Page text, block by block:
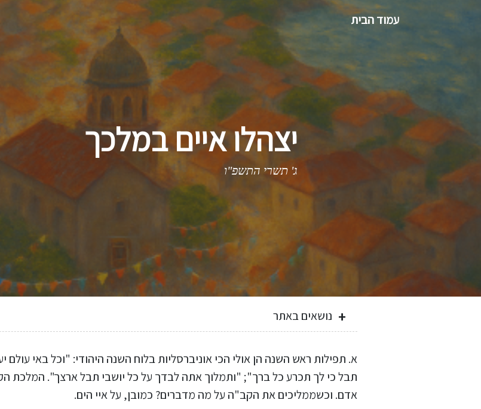
עמוד הבית
יצהלו איים במלכך
ג' תשרי התשפ"ו
נושאים באתר
א. תפילות ראש השנה הן אולי הכי אוניברסליות בלוח השנה היהודי: "וכל באי עולם
תבל כי לך תכרע כל ברך"; "ותמלוך אתה לבדך על כל יושבי תבל ארצך". המלכת
אדם. וכשממליכים את הקב"ה על מה מדברים? כמובן, על איי הים.